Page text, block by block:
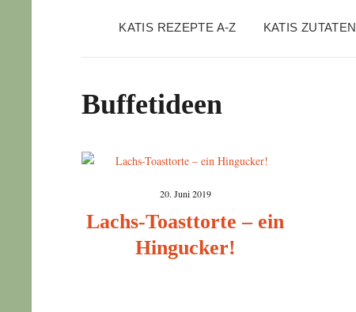
KATIS REZEPTE A-Z KATIS ZUTATEN
Buffetideen
20. Juni 2019
Lachs-Toasttorte – ein
Hingucker!